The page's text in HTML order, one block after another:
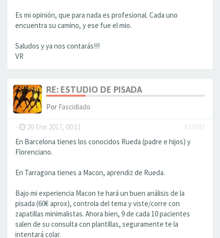
Es mi opinión, que para nada es profesional. Cada uno
encuentra su camino, y ese fue el mio.
Saludos y ya nos contarás!!!
VR
RE: ESTUDIO DE PISADA
Por Fascidiado
- 20 Ene 2017, 00:11
#37687
En Barcelona tienes los conocidos Rueda (padre e hijos) y
Florenciano.
En Tarragona tienes a Macon, aprendiz de Rueda.
Bajo mi experiencia Macon te hará un buen análisis de la
pisada (60€ aprox), controla del tema y viste/corre con
zapatillas minimalistas. Ahora bien, 9 de cada 10 pacientes
salen de su consulta con plantillas, seguramente te la
intentará colar.